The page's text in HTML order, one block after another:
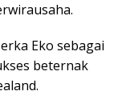
Eko sebagai
beternak